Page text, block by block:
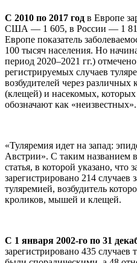
С 2010 по 2017 год в Европе
США — 1 605, в России — 1
Европе показатель
100 тысяч населения. Но
период 2020–2021 гг.)
регистрируемых случаев
возбудителей через
(клещей) и насекомых, которых
обозначают как «неизвестных».
«Туляремия идет на запад:
Австрии». С таким названием
статья, в которой указано, что
зарегистрировано 214 случаев
туляремией, возбудитель
кроликов, мышей и клещей.
С 1 января 2002-го по 31
зарегистрировано 435 случаев